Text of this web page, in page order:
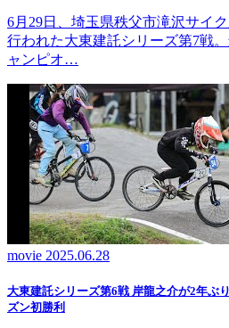
6月29日、埼玉県秩父市滝沢サイ
行われた大東建託シリーズ第7戦
ャンピオ…
movie 2025.06.28
大東建託シリーズ第6戦 岸龍之介が2年ぶ
ズン初勝利